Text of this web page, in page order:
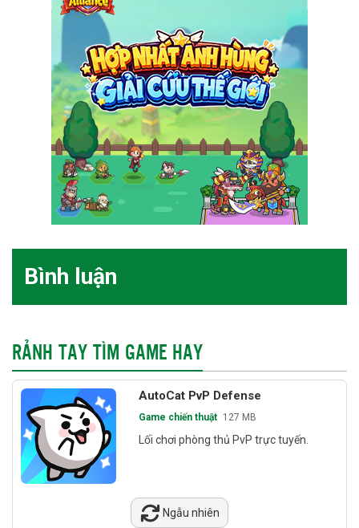
Bình luận
RẢNH TAY TÌM GAME HAY
AutoCat PvP Defense
Game chiến thuật 127 MB
Lối chơi phòng thủ PvP trực tuyến.
Ngẫu nhiên